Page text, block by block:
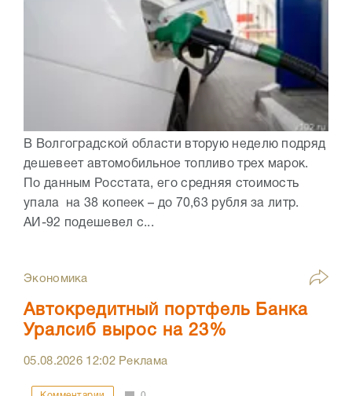
В Волгоградской области вторую неделю подряд
дешевеет автомобильное топливо трех марок.
По данным Росстата, его средняя стоимость
упала на 38 копеек – до 70,63 рубля за литр.
АИ-92 подешевел с...
Экономика
Автокредитный портфель Банка
Уралсиб вырос на 23%
05.08.2026 12:02Реклама